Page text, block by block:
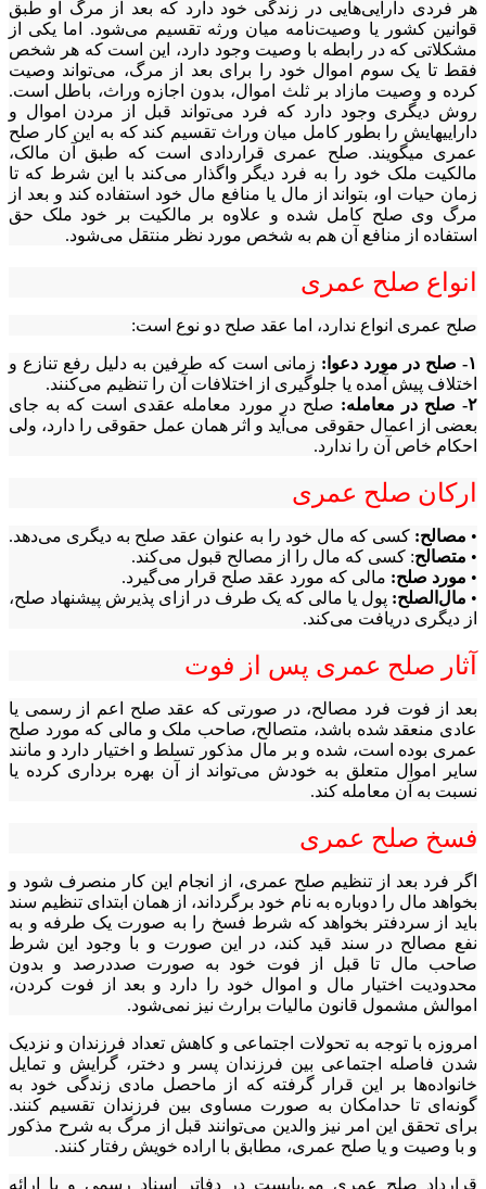
هر فردی دارایی‌هایی در زندگی خود دارد که بعد از مرگ او طبق
قوانین کشور یا وصیت‌نامه میان ورثه تقسیم می‌شود. اما یکی از
مشکلاتی که در رابطه با وصیت وجود دارد، این است که هر شخص
فقط تا یک سوم اموال خود را برای بعد از مرگ، می‌تواند وصیت
کرده و وصیت مازاد بر ثلث اموال، بدون اجازه وراث، باطل است.
روش دیگری وجود دارد که فرد می‌تواند قبل از مردن اموال و
دارایی‎هایش را بطور کامل میان وراث تقسیم کند که به این کار صلح
عمری می‎گویند. صلح عمری قراردادی است که طبق آن مالک،
مالکیت ملک خود را به فرد دیگر واگذار می‌کند با این شرط که تا
زمان حیات او، بتواند از مال یا منافع مال خود استفاده کند و بعد از
مرگ وی صلح کامل شده و علاوه بر مالکیت بر خود ملک حق
استفاده از منافع آن هم به شخص مورد نظر منتقل می‌شود.
انواع صلح عمری
صلح عمری انواع ندارد، اما عقد صلح دو نوع است:
۱- صلح در مورد دعوا:
زمانی است که طرفین به دلیل رفع تنازع و
اختلاف پیش آمده یا جلوگیری از اختلافات آن را تنظیم می‌کنند.
۲- صلح در معامله:
صلح در مورد معامله عقدی است که به جای
بعضی از اعمال حقوقی می‌آید و اثر همان عمل حقوقی را دارد، ولی
احکام خاص آن را ندارد.
ارکان صلح عمری
• مصالح: کسی که مال خود را به عنوان عقد صلح به دیگری می‌دهد.
• متصالح: کسی که مال را از مصالح قبول می‌کند.
• مورد صلح: مالی که مورد عقد صلح قرار می‌گیرد.
• مال‌الصلح: پول یا مالی که یک طرف در ازای پذیرش پیشنهاد صلح،
از دیگری دریافت می‌کند.
آثار صلح عمری پس از فوت
بعد از فوت فرد مصالح، در صورتی که عقد صلح اعم از رسمی یا
عادی منعقد شده باشد، متصالح، صاحب ملک و مالی که مورد صلح
عمری بوده است، شده و بر مال مذکور تسلط و اختیار دارد و مانند
سایر اموال متعلق به خودش می‌تواند از آن بهره برداری کرده یا
نسبت به آن معامله کند.
فسخ صلح عمری
‎بخواهد مال را دوباره به نام خود برگرداند، از همان ابتدای تنظیم سند
باید از سردفتر بخواهد که شرط فسخ را به صورت یک طرفه و به
نفع مصالح در سند قید کند، در این صورت و با وجود این شرط
صاحب‎ ‎مال تا قبل از فوت خود به صورت صددرصد و بدون
محدودیت اختیار مال و‎ ‎اموال خود را دارد و بعد از فوت کردن،
اموالش مشمول قانون مالیات برارث نیز نمی‌شود. ‏
امروزه با توجه به تحولات اجتماعی و کاهش تعداد فرزندان و نزدیک
شدن‎ ‎فاصله اجتماعی بین فرزندان پسر و دختر، گرایش و تمایل
خانواده‌ها بر این‎ ‎قرار گرفته که از ماحصل مادی زندگی خود به
گونه‌ای تا حدامکان به صورت مساوی بین فرزندان تقسیم کنند.
برای تحقق این امر نیز والدین می‌توانند‎ ‎قبل از مرگ به شرح مذکور
و با وصیت و یا صلح عمری، مطابق با اراده خویش‎ ‎‎رفتار کنند. ‏
قرارداد صلح عمری می‌بایست در دفاتر اسناد رسمی و با ارائه